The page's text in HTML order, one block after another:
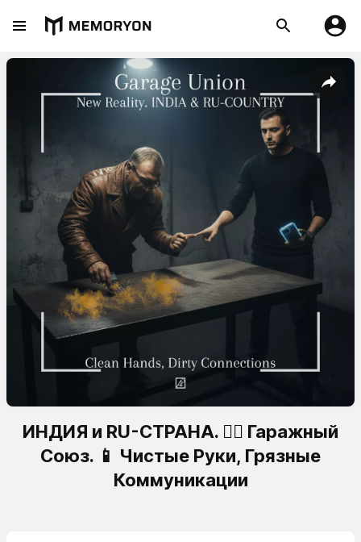
ИНДИЯ и RU-СТРАНА. 🏴‍☠️ Гаражный
Союз. 📱 Чистые Руки, Грязные
Коммуникации